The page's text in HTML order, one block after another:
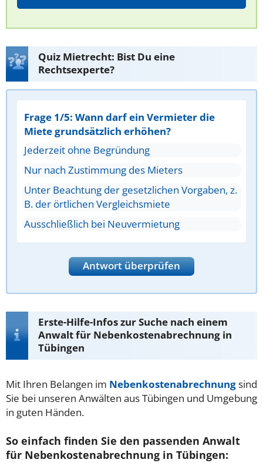
Quiz Mietrecht: Bist Du eine
Rechtsexperte?
Frage 1/5: Wann darf ein Vermieter die
Miete grundsätzlich erhöhen?
Jederzeit ohne Begründung
Nur nach Zustimmung des Mieters
Unter Beachtung der gesetzlichen Vorgaben, z.
B. der örtlichen Vergleichsmiete
Ausschließlich bei Neuvermietung
Antwort überprüfen
Erste-Hilfe-Infos zur Suche nach einem
Anwalt für Nebenkostenabrechnung in
Tübingen
Mit Ihren Belangen im Nebenkostenabrechnungsind
Sie bei unseren Anwälten aus Tübingen und Umgebung
in guten Händen.
So einfach finden Sie den passenden Anwalt
für Nebenkostenabrechnung in Tübingen: